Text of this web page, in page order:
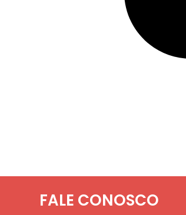
FALE CONOSCO